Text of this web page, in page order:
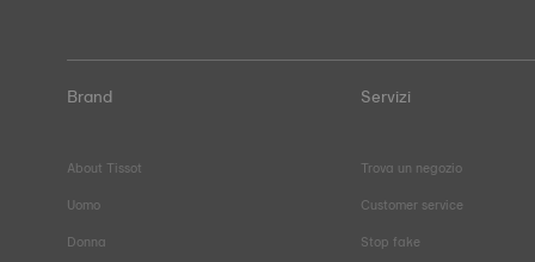
Brand
About Tissot
Uomo
Donna
Servizi
Trova un negozio
Customer service
Stop fake